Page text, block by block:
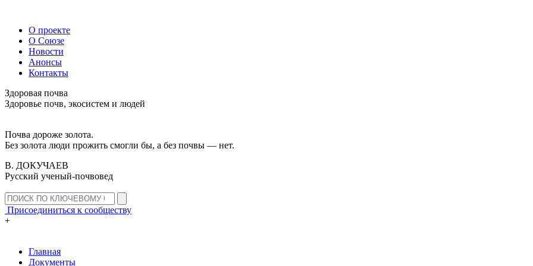
О проекте
О Союзе
Новости
Анонсы
Контакты
Здоровая почва
Здоровье почв, экосистем и людей
Почва дороже золота.
Без золота люди прожить смогли бы, а без почвы — нет.
В. ДОКУЧАЕВ
Русский ученый-почвовед
Присоединиться к сообществу
+
Главная
Документы